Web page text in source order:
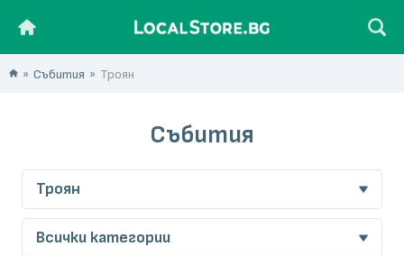
Събития Троян
Събития
Троян
Всички категории